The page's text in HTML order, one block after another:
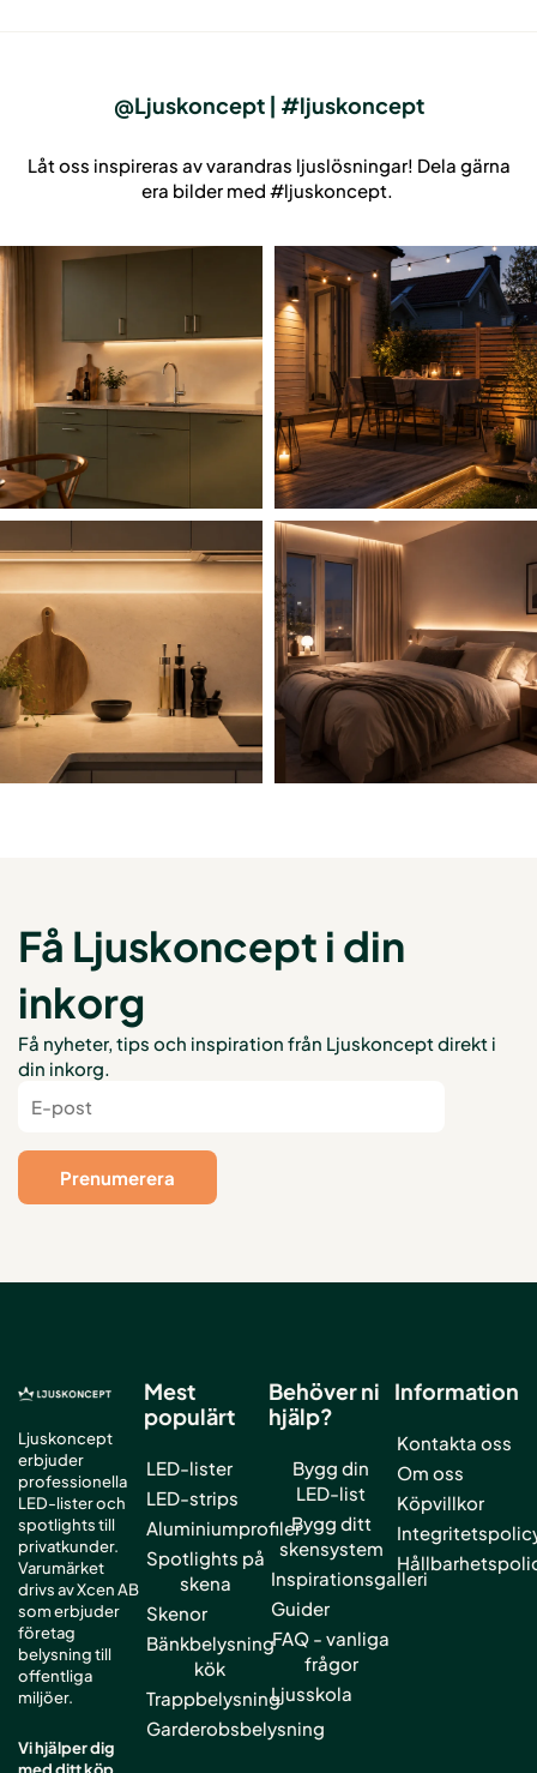
@Ljuskoncept | #ljuskoncept
Låt oss inspireras av varandras ljuslösningar! Dela gärna
era bilder med #ljuskoncept.
Få Ljuskoncept i din
inkorg
Få nyheter, tips och inspiration från Ljuskoncept direkt i
din inkorg.
Ljuskoncept
erbjuder
professionella
LED-lister och
spotlights till
privatkunder.
Varumärket
drivs av Xcen AB
som erbjuder
företag
belysning till
offentliga
miljöer.
Vi hjälper dig
Mest
populärt
LED-lister
LED-strips
Aluminiumprofiler
Spotlights på
skena
Skenor
Bänkbelysning
kök
Trappbelysning
Garderobsbelysning
Behöver ni
hjälp?
Bygg din
LED-list
Bygg ditt
skensystem
Inspirationsgalleri
Guider
FAQ - vanliga
frågor
Ljusskola
Information
Kontakta oss
Om oss
Köpvillkor